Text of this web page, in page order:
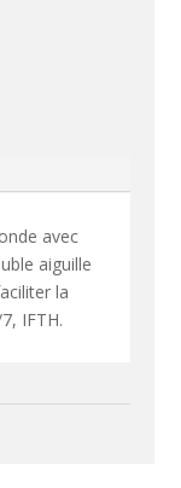
avec
aiguille
la
IFTH.